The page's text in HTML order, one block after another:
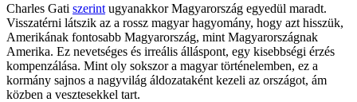
Charles Gati szerint ugyanakkor Magyarország egyedül maradt.
Visszatérni látszik az a rossz magyar hagyomány, hogy azt hisszük,
Amerikának fontosabb Magyarország, mint Magyarországnak
Amerika. Ez nevetséges és irreális álláspont, egy kisebbségi érzés
kompenzálása. Mint oly sokszor a magyar történelemben, ez a
kormány sajnos a nagyvilág áldozataként kezeli az országot, ám
közben a vesztesekkel tart.